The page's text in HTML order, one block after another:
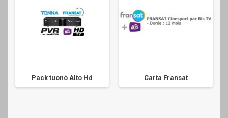
Pack tuonò Alto Hd Carta Fransat